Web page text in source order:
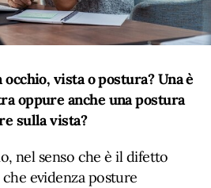
occhio, vista o postura? Una è
oppure anche una postura
sulla vista?
nel senso che è il difetto
evidenza posture